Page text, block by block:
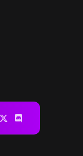
X
(Twitter)
Discord